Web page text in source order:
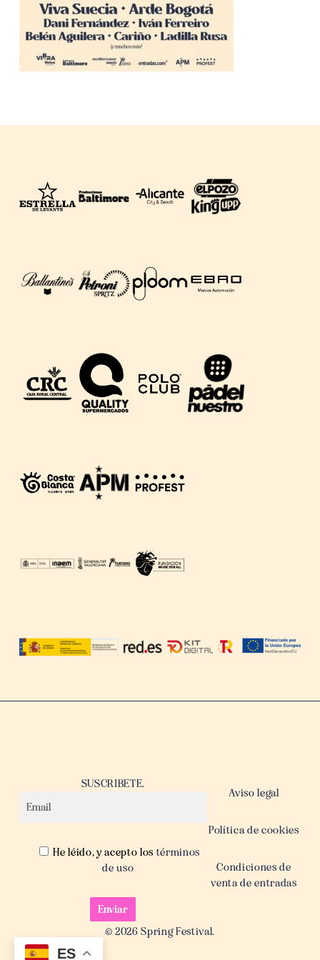
SUSCRIBETE.
He léido, y acepto los términos
de uso
Aviso legal
Política de cookies
Condiciones de
venta de entradas
© 2026 Spring Festival.
ES